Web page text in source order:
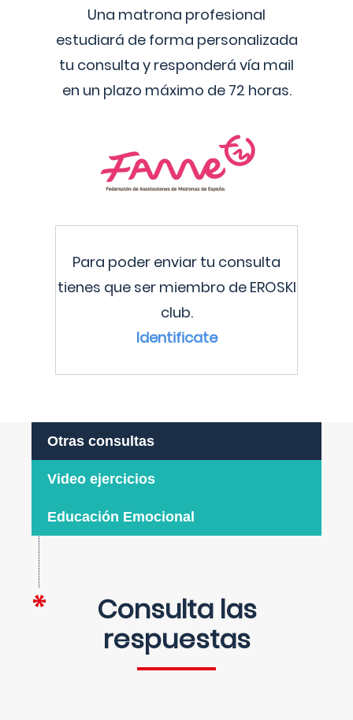
Una matrona profesional
estudiará de forma personalizada
tu consulta y responderá vía mail
en un plazo máximo de 72 horas.
Para poder enviar tu consulta
tienes que ser miembro de EROSKI
club.
Identificate
Otras consultas
Video ejercicios
Educación Emocional
Consulta las
respuestas